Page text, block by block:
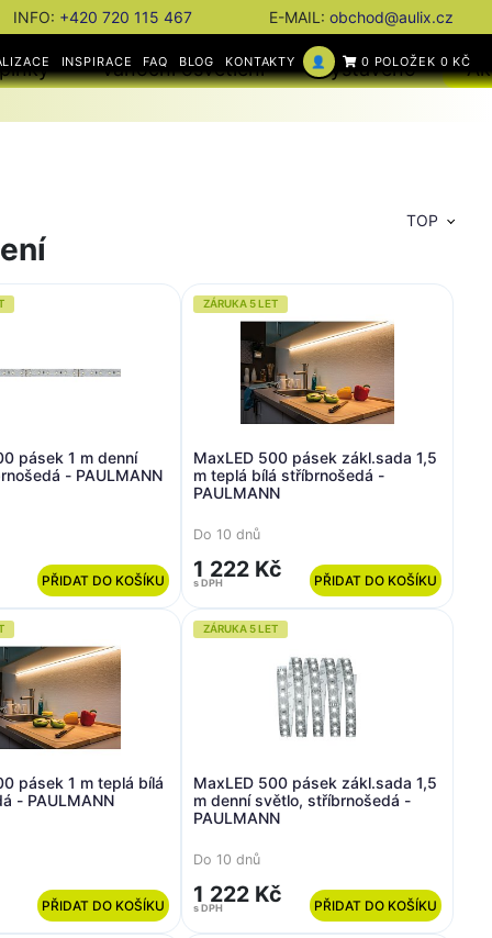
INFO: +420 720 115 467 E-MAIL: obchod@aulix.cz
INSPIRACE FAQ BLOG KONTAKTY 👤 0 POLOŽEK 0 KČ
Vánoční osvětlení Vystaveno
TOP
pásek 1 m denní
- PAULMANN
PŘIDAT DO KOŠÍKU
ZÁRUKA 5 LET
MaxLED 500 pásek zákl.sada 1,5
m teplá bílá stříbrnošedá -
PAULMANN
Do 10 dnů
1 222 Kč
s DPH PŘIDAT DO KOŠÍKU
pásek 1 m teplá bílá
- PAULMANN
PŘIDAT DO KOŠÍKU
ZÁRUKA 5 LET
MaxLED 500 pásek zákl.sada 1,5
m denní světlo, stříbrnošedá -
PAULMANN
Do 10 dnů
1 222 Kč
s DPH PŘIDAT DO KOŠÍKU